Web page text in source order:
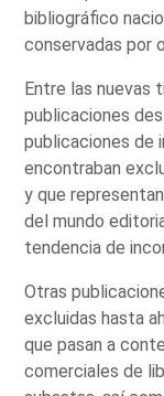
bibliográfico
conservadas por
Entre las nuevas
publicaciones
publicaciones de
encontraban
y que
del mundo
tendencia de
Otras
excluidas hasta
que pasan a
comerciales de